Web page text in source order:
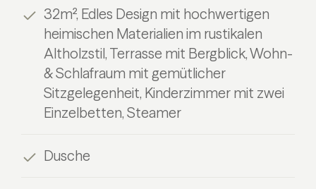
32m², Edles Design mit hochwertigen
heimischen Materialien im rustikalen
Altholzstil, Terrasse mit Bergblick, Wohn-
& Schlafraum mit gemütlicher
Sitzgelegenheit, Kinderzimmer mit zwei
Einzelbetten, Steamer
Dusche